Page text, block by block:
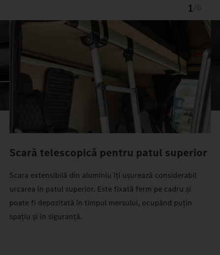
1
Scară telescopică pentru patul superior
Scara extensibilă din aluminiu îți ușurează considerabil
urcarea în patul superior. Este fixată ferm pe cadru și
poate fi depozitată în timpul mersului, ocupând puțin
spațiu și în siguranță.